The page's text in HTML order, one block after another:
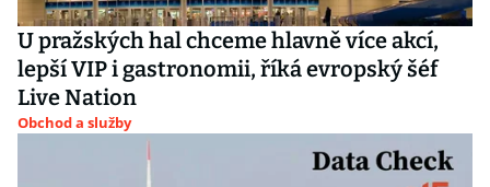
U pražských hal chceme hlavně více akcí,
lepší VIP i gastronomii, říká evropský šéf
Live Nation
Obchod a služby